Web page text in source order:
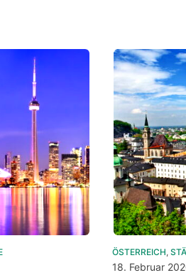
ÖSTERREICH,
18. Februar